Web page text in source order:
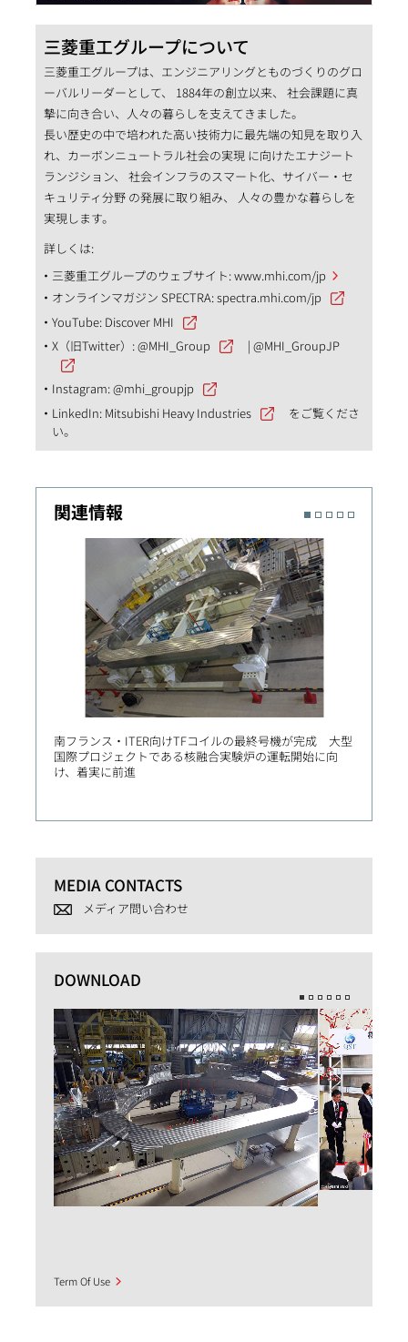
三菱重工グループについて
三菱重工グループは、エンジニアリングとものづくりのグロ
ーバルリーダーとして、 1884年の創立以来、 社会課題に真
摯に向き合い、人々の暮らしを支えてきました。
長い歴史の中で培われた高い技術力に最先端の知見を取り入
れ、カーボンニュートラル社会の実現 に向けたエナジート
ランジション、 社会インフラのスマート化、サイバー・セ
キュリティ分野 の発展に取り組み、 人々の豊かな暮らしを
実現します。
詳しくは:
三菱重工グループのウェブサイト:www.mhi.com/jp
オンラインマガジン SPECTRA:spectra.mhi.com/jp
YouTube: Discover MHI
X（旧Twitter）:@MHI_Group |@MHI_GroupJP
Instagram:@mhi_groupjp
LinkedIn: Mitsubishi Heavy Industries
をご覧くださ
い。
関連情報
南フランス・ITER向けTFコイルの最終号機が完成 大型
国際プロジェクトである核融合実験炉の運転開始に向
け、着実に前進
MEDIA CONTACTS
メディア問い合わせ
DOWNLOAD
Term Of Use